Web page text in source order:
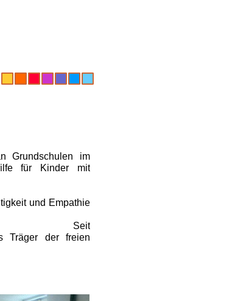
Grundschulen im
für Kinder mit
und Empathie
Träger der freien